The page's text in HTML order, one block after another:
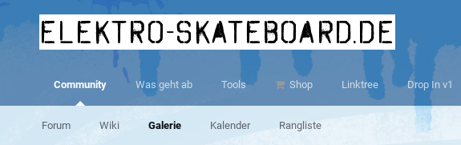
elektro-skateboard.de
Community
Forum Wiki Galerie Kalender Rangliste
Was geht ab Tools Shop Linktree Drop In v1